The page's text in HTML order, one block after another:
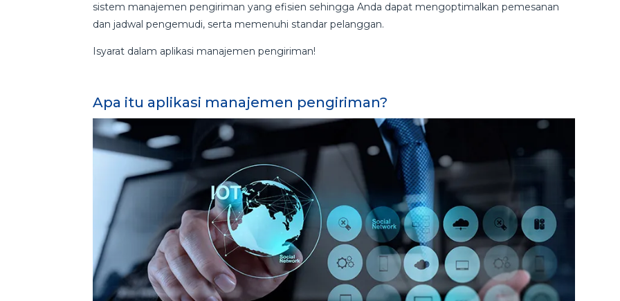
sistem manajemen pengiriman yang efisien sehingga Anda dapat mengoptimalkan pemesanan
dan jadwal pengemudi, serta memenuhi standar pelanggan.
Isyarat dalam aplikasi manajemen pengiriman!
Apa itu aplikasi manajemen pengiriman?